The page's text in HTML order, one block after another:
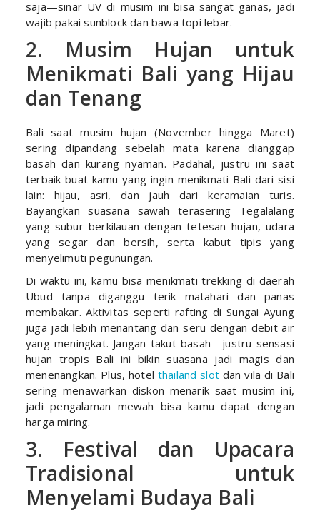
saja—sinar UV di musim ini bisa sangat ganas, jadi
wajib pakai sunblock dan bawa topi lebar.
2. Musim Hujan untuk
Menikmati Bali yang Hijau
dan Tenang
Bali saat musim hujan (November hingga Maret)
sering dipandang sebelah mata karena dianggap
basah dan kurang nyaman. Padahal, justru ini saat
terbaik buat kamu yang ingin menikmati Bali dari sisi
lain: hijau, asri, dan jauh dari keramaian turis.
Bayangkan suasana sawah terasering Tegalalang
yang subur berkilauan dengan tetesan hujan, udara
yang segar dan bersih, serta kabut tipis yang
menyelimuti pegunungan.
Di waktu ini, kamu bisa menikmati trekking di daerah
Ubud tanpa diganggu terik matahari dan panas
membakar. Aktivitas seperti rafting di Sungai Ayung
juga jadi lebih menantang dan seru dengan debit air
yang meningkat. Jangan takut basah—justru sensasi
hujan tropis Bali ini bikin suasana jadi magis dan
menenangkan. Plus, hotel thailand slot dan vila di Bali
sering menawarkan diskon menarik saat musim ini,
jadi pengalaman mewah bisa kamu dapat dengan
harga miring.
3. Festival dan Upacara
Tradisional untuk
Menyelami Budaya Bali